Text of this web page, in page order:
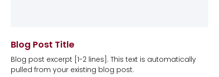
Blog Post Title
Blog post excerpt [1-2 lines]. This text is automatically
pulled from your existing blog post.